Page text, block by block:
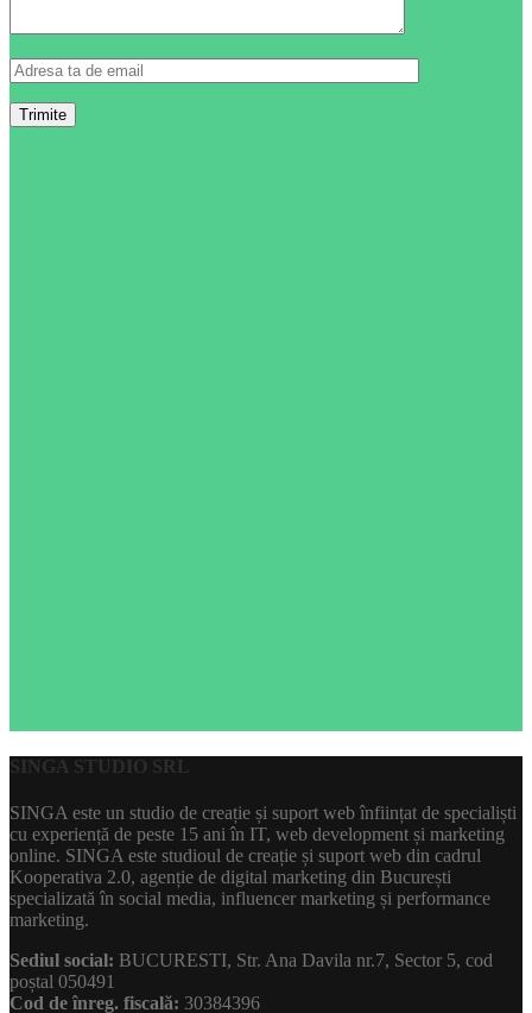
SINGA STUDIO SRL
SINGA este un studio de creație și suport web înființat de specialiști
cu experiență de peste 15 ani în IT, web development și marketing
online. SINGA este studioul de creație și suport web din cadrul
Kooperativa 2.0, agenție de digital marketing din București
specializată în social media, influencer marketing și performance
marketing.
Sediul social: BUCURESTI, Str. Ana Davila nr.7, Sector 5, cod
poștal 050491
Cod de înreg. fiscală: 30384396